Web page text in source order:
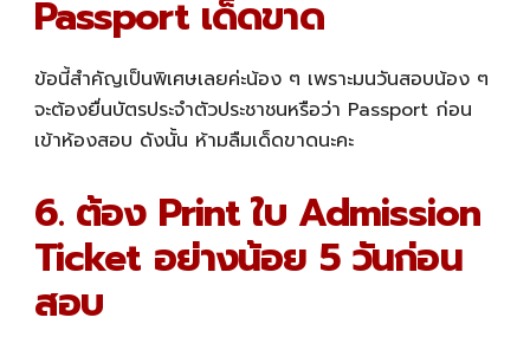
Passport เด็ดขาด
ข้อนี้สำคัญเป็นพิเศษเลยค่ะน้อง ๆ เพราะมนวันสอบน้อง ๆ
จะต้องยื่นบัตรประจำตัวประชาชนหรือว่า Passport ก่อน
เข้าห้องสอบ ดังนั้น ห้ามลืมเด็ดขาดนะคะ
6. ต้อง Print ใบ Admission
Ticket อย่างน้อย 5 วันก่อน
สอบ